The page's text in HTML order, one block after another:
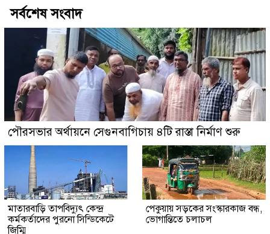
সর্বশেষ সংবাদ
পৌরসভার অর্থায়নে সেগুনবাগিচায় ৪টি রাস্তা নির্মাণ শুরু
মাতারবাড়ি তাপবিদ্যুৎ কেন্দ্র
কর্মকর্তাদের পুরনো সিন্ডিকেটে
জিম্মি
পেকুয়ায় সড়কের সংস্কারকাজ বন্ধ,
ভোগান্তিতে চলাচল